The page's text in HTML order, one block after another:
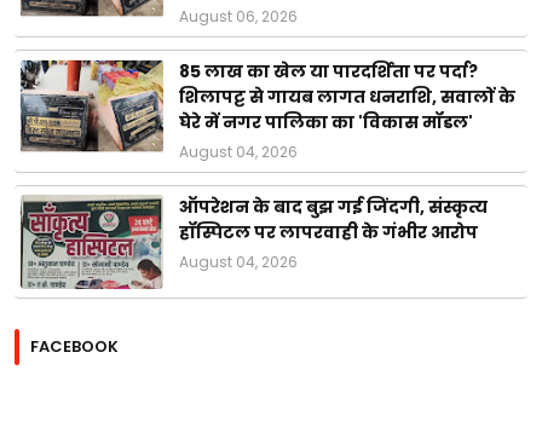
August 06, 2026
85 लाख का खेल या पारदर्शिता पर पर्दा?
शिलापट्ट से गायब लागत धनराशि, सवालों के
घेरे में नगर पालिका का 'विकास मॉडल'
August 04, 2026
ऑपरेशन के बाद बुझ गई जिंदगी, संस्कृत्य
हॉस्पिटल पर लापरवाही के गंभीर आरोप
August 04, 2026
FACEBOOK